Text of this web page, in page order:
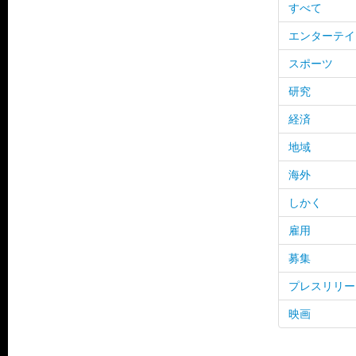
すべて
エンターテ
スポーツ
研究
経済
地域
海外
しかく
雇用
募集
プレスリリー
映画